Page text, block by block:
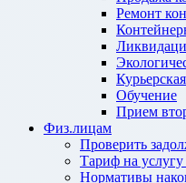
Ремонт
Обучение
Прием
Физ.лицам
Проверить
Тариф на
Нормативы